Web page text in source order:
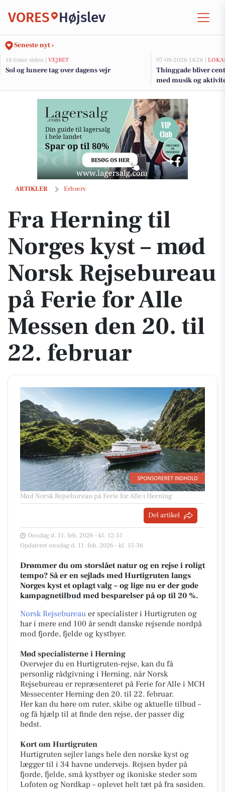
VORES Højslev
Seneste nyt ›
18 timer siden | VEJRET
Sol og lunere tag over dagens vejr
07-08-2026 14:26 |
Thinggade bliver
med musik og
års jubilæum
ARTIKLER Erhverv
Fra Herning til Norges kyst – mød Norsk Rejsebureau på Ferie for
Fra Herning til
Norges kyst – mød
Norsk Rejsebureau
på Ferie for Alle
Messen den 20. til
22. februar
Mød Norsk Rejsebureau på Ferie for Alle i Herning
Del artikel
Onsdag d. 11. feb. 2026 - kl. 12:51
Opdateret onsdag d. 11. feb. 2026 - kl. 15:36
Drømmer du om storslået natur og en rejse i roligt
tempo? Så er en sejlads med Hurtigruten langs
Norges kyst et oplagt valg – og lige nu er der gode
kampagnetilbud med besparelser på op til 20 %.
Norsk Rejsebureau er specialister i Hurtigruten og
har i mere end 100 år sendt danske rejsende nordpå
mod fjorde, fjelde og kystbyer.
Mød specialisterne i Herning
Overvejer du en Hurtigruten-rejse, kan du få
personlig rådgivning i Herning, når Norsk
Rejsebureau er repræsenteret på Ferie for Alle i MCH
Messecenter Herning den 20. til 22. februar.
Her kan du høre om ruter, skibe og aktuelle tilbud –
og få hjælp til at finde den rejse, der passer dig
bedst.
Kort om Hurtigruten
Hurtigruten sejler langs hele den norske kyst og
lægger til i 34 havne undervejs. Rejsen byder på
fjorde, fjelde, små kystbyer og ikoniske steder som
Lofoten og Nordkap – oplevet helt tæt på fra søsiden.